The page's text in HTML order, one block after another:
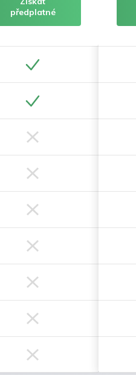
předplatné